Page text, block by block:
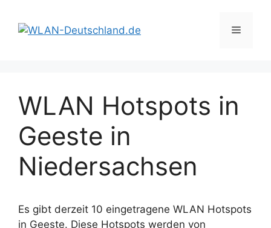
Inhalt
springen
Menü
WLAN Hotspots in
Geeste in
Niedersachsen
Es gibt derzeit 10 eingetragene WLAN Hotspots
in Geeste. Diese Hotspots werden von